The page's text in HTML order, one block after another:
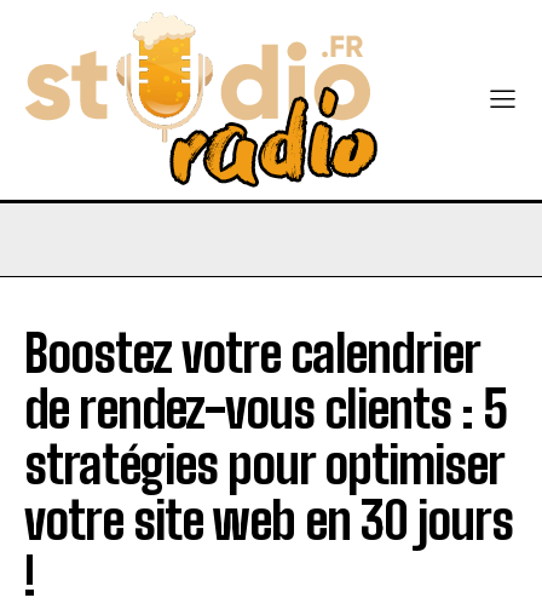
Boostez votre calendrier
de rendez-vous clients : 5
stratégies pour optimiser
votre site web en 30 jours
!